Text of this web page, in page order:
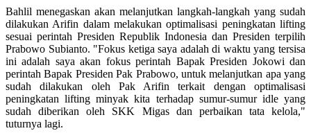
Bahlil menegaskan akan melanjutkan langkah-langkah yang sudah
dilakukan Arifin dalam melakukan optimalisasi peningkatan lifting
sesuai perintah Presiden Republik Indonesia dan Presiden terpilih
Prabowo Subianto. "Fokus ketiga saya adalah di waktu yang tersisa
ini adalah saya akan fokus perintah Bapak Presiden Jokowi dan
perintah Bapak Presiden Pak Prabowo, untuk melanjutkan apa yang
sudah dilakukan oleh Pak Arifin terkait dengan optimalisasi
peningkatan lifting minyak kita terhadap sumur-sumur idle yang
sudah diberikan oleh SKK Migas dan perbaikan tata kelola,"
tuturnya lagi.